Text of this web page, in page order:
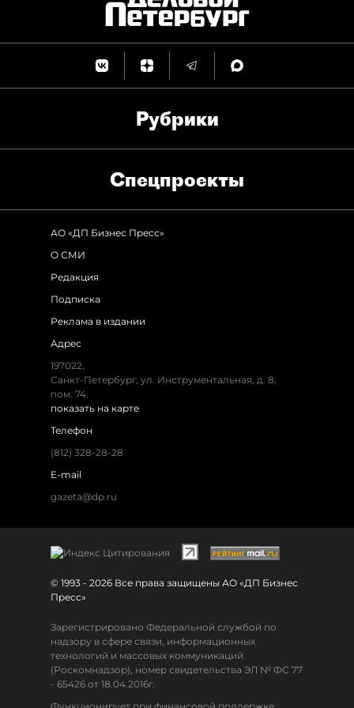
Рубрики
Спец­проекты
АО «ДП Бизнес Пресс»
О СМИ
Редакция
Подписка
Реклама в издании
Адрес
197022,
Санкт-Петербург, ул. Инструментальная, д. 8,
пом. 74.
показать на карте
Телефон
(812) 328-28-28
E-mail
gazeta@dp.ru
© 1993 - 2026 Все права защищены АО «ДП Бизнес
Пресс»
Зарегистрировано Федеральной службой по
надзору в сфере связи, информационных
технологий и массовых коммуникаций
(Роскомнадзор), номер свидетельства ЭЛ № ФС 77
- 65426 от 18.04.2016г.